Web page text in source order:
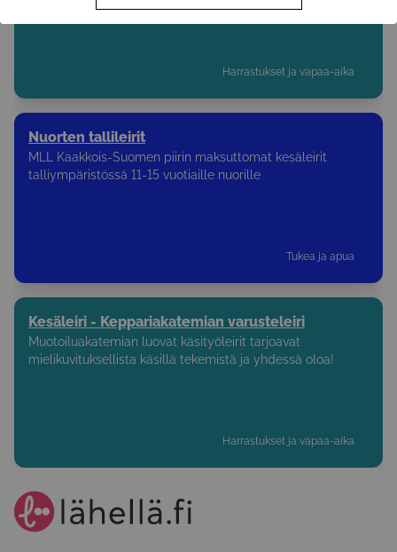
kehonhuoltoon unohtamatta leikkihetkiä!
Harrastukset ja vapaa-aika
Nuorten tallileirit
MLL Kaakkois-Suomen piirin maksuttomat kesäleirit
talliympäristössä 11-15 vuotiaille nuorille
Tukea ja apua
Kesäleiri - Keppariakatemian varusteleiri
Muotoiluakatemian luovat käsityöleirit tarjoavat
mielikuvituksellista käsillä tekemistä ja yhdessä oloa!
Harrastukset ja vapaa-aika